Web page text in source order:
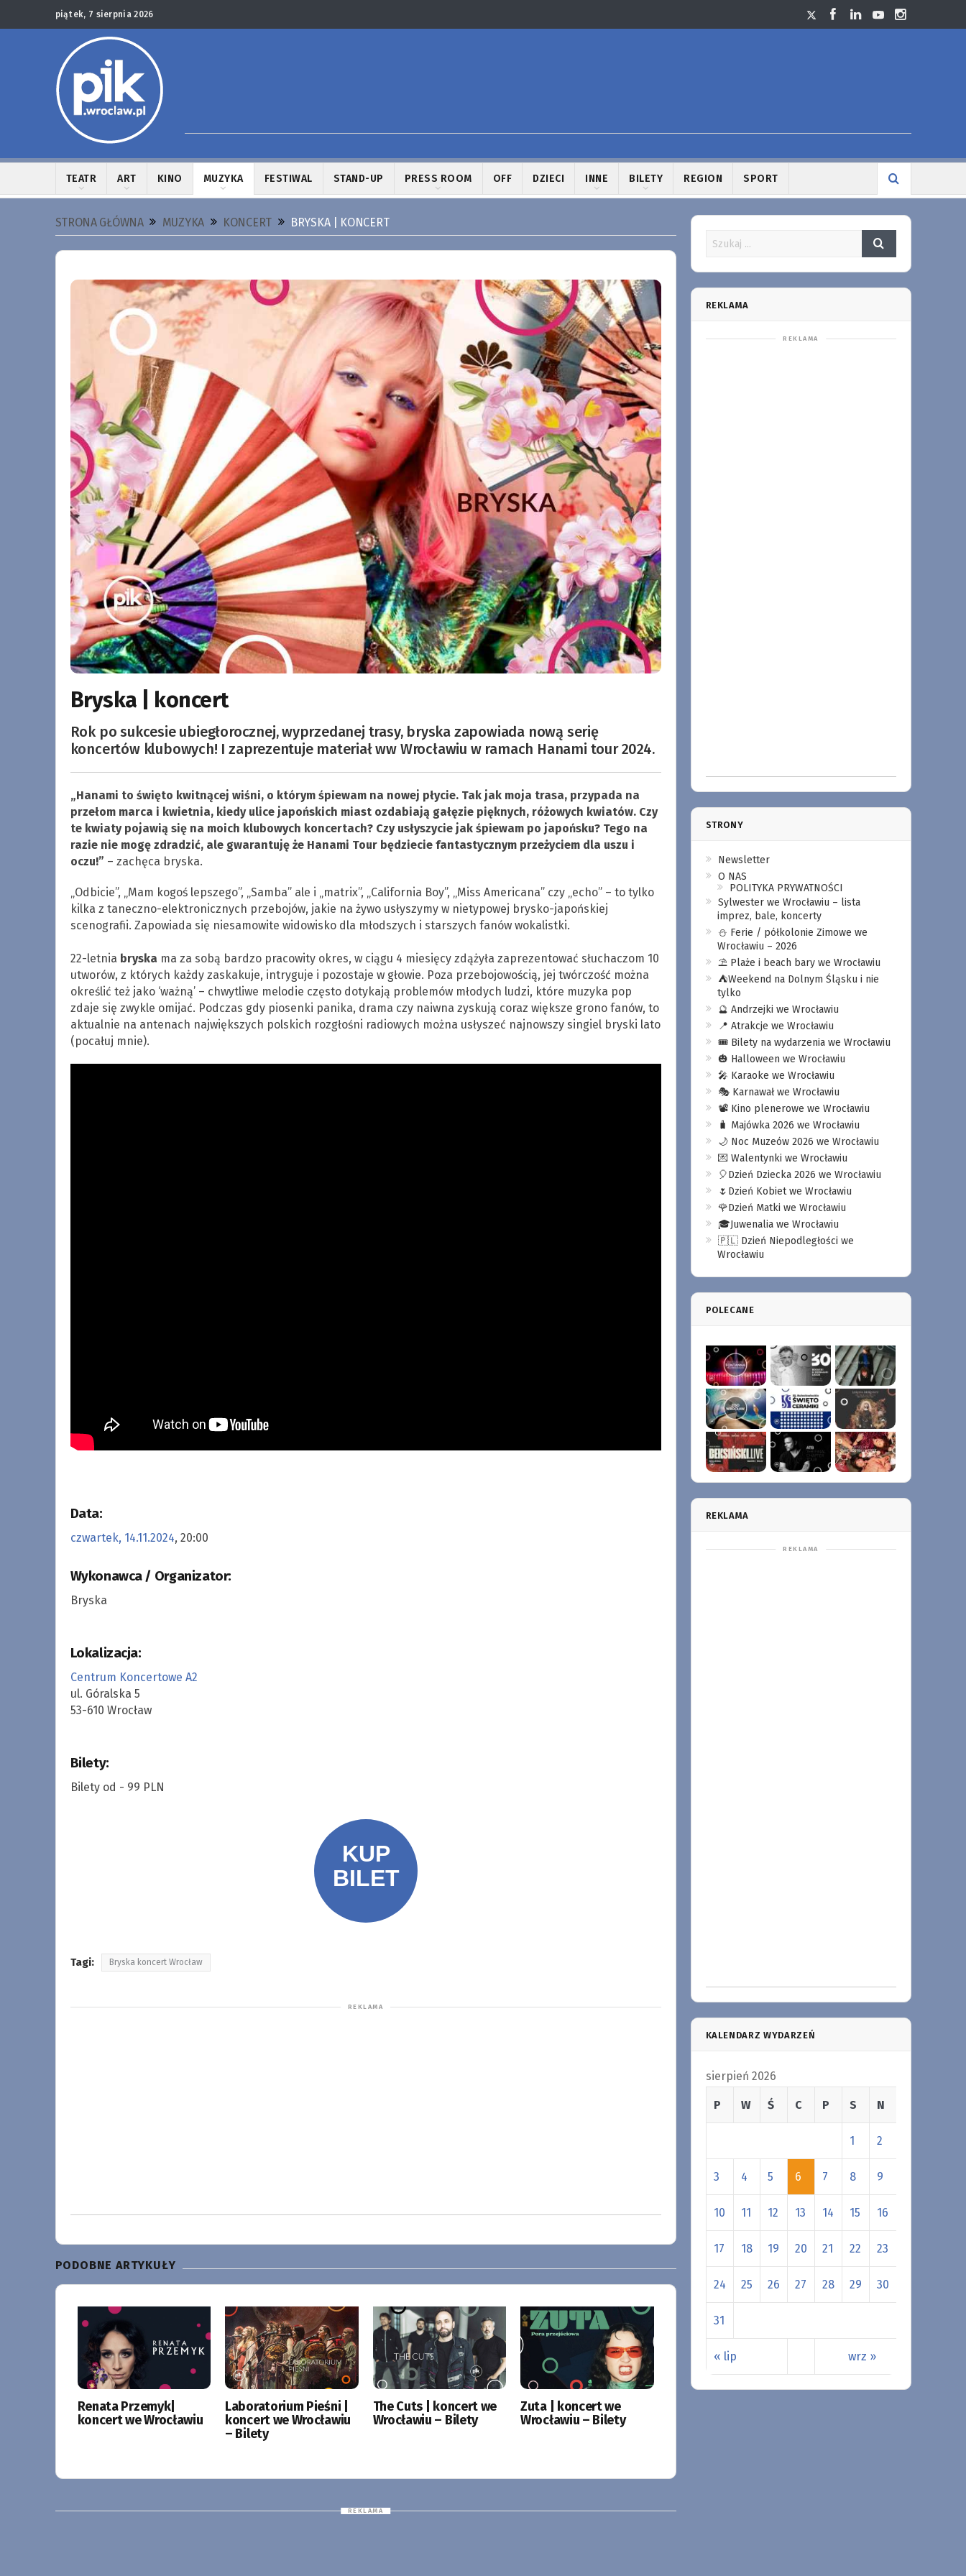
piątek, 7 sierpnia 2026
TEATR ART KINO MUZYKA FESTIWAL STAND-UP PRESS ROOM OFF DZIECI INNE BILETY REGION SPORT
STRONA GŁÓWNA MUZYKA KONCERT BRYSKA | KONCERT
Bryska | koncert
Rok po sukcesie ubiegłorocznej, wyprzedanej trasy, bryska zapowiada nową serię
koncertów klubowych! I zaprezentuje materiał ww Wrocławiu w ramach Hanami tour 2024.
„Hanami to święto kwitnącej wiśni, o którym śpiewam na nowej płycie. Tak jak moja trasa, przypada na
przełom marca i kwietnia, kiedy ulice japońskich miast ozdabiają gałęzie pięknych, różowych kwiatów. Czy
te kwiaty pojawią się na moich klubowych koncertach? Czy usłyszycie jak śpiewam po japońsku? Tego na
razie nie mogę zdradzić, ale gwarantuję że Hanami Tour będziecie fantastycznym przeżyciem dla uszu i
oczu!” – zachęca bryska.
„Odbicie”, „Mam kogoś lepszego”, „Samba” ale i „matrix”, „California Boy”, „Miss Americana” czy „echo” – to tylko
kilka z taneczno-elektronicznych przebojów, jakie na żywo usłyszymy w nietypowej brysko-japońskiej
scenografii. Zapowiada się niesamowite widowisko dla młodszych i starszych fanów wokalistki.
22-letnia bryska ma za sobą bardzo pracowity okres, w ciągu 4 miesięcy zdążyła zaprezentować słuchaczom 10
utworów, z których każdy zaskakuje, intryguje i pozostaje w głowie. Poza przebojowością, jej twórczość można
określić też jako ‘ważną’ – chwytliwe melodie często dotykają problemów młodych ludzi, które muzyka pop
zdaje się zwykle omijać. Podczas gdy piosenki panika, drama czy naiwna zyskują coraz większe grono fanów, to
aktualnie na antenach największych polskich rozgłośni radiowych można usłyszeć najnowszy singiel bryski lato
(pocałuj mnie).
Data:
czwartek, 14.11.2024, 20:00
Wykonawca / Organizator:
Bryska
Lokalizacja:
Centrum Koncertowe A2
ul. Góralska 5
53-610 Wrocław
Bilety:
Bilety od - 99 PLN
Tagi: Bryska koncert Wrocław
PODOBNE ARTYKUŁY
Renata Przemyk|
koncert we Wrocławiu
Laboratorium Pieśni |
koncert we Wrocławiu
– Bilety
The Cuts | koncert we
Wrocławiu – Bilety
Zuta | koncert we
Wrocławiu – Bilety
REKLAMA
STRONY
Newsletter
O NAS
POLITYKA PRYWATNOŚCI
Sylwester we Wrocławiu – lista
imprez, bale, koncerty
⛄️ Ferie / półkolonie Zimowe we
Wrocławiu – 2026
⛱️ Plaże i beach bary we Wrocławiu
⛺️Weekend na Dolnym Śląsku i nie
tylko
🔮 Andrzejki we Wrocławiu
📍 Atrakcje we Wrocławiu
🎟️ Bilety na wydarzenia we Wrocławiu
🎃 Halloween we Wrocławiu
🎤 Karaoke we Wrocławiu
🎭 Karnawał we Wrocławiu
📽️ Kino plenerowe we Wrocławiu
🧳 Majówka 2026 we Wrocławiu
🌙 Noc Muzeów 2026 we Wrocławiu
💌 Walentynki we Wrocławiu
🎈Dzień Dziecka 2026 we Wrocławiu
🌷Dzień Kobiet we Wrocławiu
🌹Dzień Matki we Wrocławiu
🎓Juwenalia we Wrocławiu
🇵🇱 Dzień Niepodległości we
Wrocławiu
POLECANE
REKLAMA
KALENDARZ WYDARZEŃ
sierpień 2026
P W Ś C P S N
« lip wrz »
1 2
3 4 5 6 7 8 9
10 11 12 13 14 15 16
17 18 19 20 21 22 23
24 25 26 27 28 29 30
31